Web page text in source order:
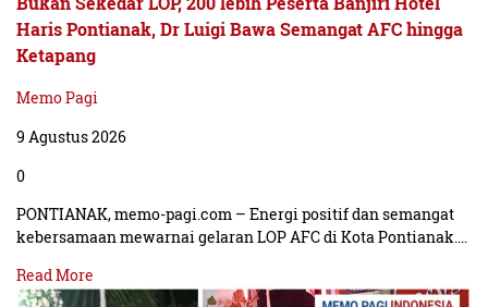
Haris Pontianak, Dr Luigi Bawa Semangat AFC hingga
Ketapang
Memo Pagi
9 Agustus 2026
0
PONTIANAK, memo-pagi.com – Energi positif dan semangat
kebersamaan mewarnai gelaran LOP AFC di Kota Pontianak.…
Read More